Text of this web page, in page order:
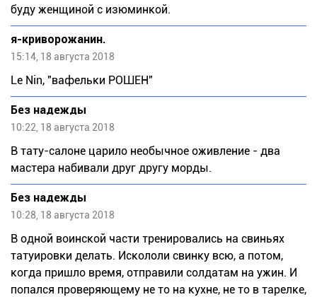
буду женщиной с изюминкой.
я-криворожанин.
15:14, 18 августа 2018
Lе Nin, "вафельки РОШЕН"
Без надежды
10:22, 18 августа 2018
В тату-салоне царило необычное оживление - два
мастера набивали друг другу морды.
Без надежды
10:28, 18 августа 2018
В одной воинской части тренировались на свиньях
татуировки делать. Искололи свинку всю, а потом,
когда пришло время, отправили солдатам на ужин. И
попался проверяющему не то на кухне, не то в тарелке,